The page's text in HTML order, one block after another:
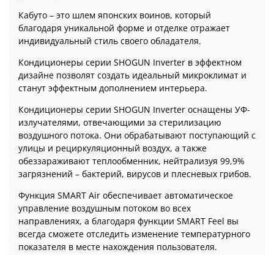
Кабуто – это шлем японских воинов, который
благодаря уникальной форме и отделке отражает
индивидуальный стиль своего обладателя.
Кондиционеры серии SHOGUN Inverter в эффектном
дизайне позволят создать идеальный микроклимат и
станут эффектным дополнением интерьера.
Кондиционеры серии SHOGUN Inverter оснащены УФ-
излучателями, отвечающими за стерилизацию
воздушного потока. Они обрабатывают поступающий с
улицы и рециркуляционный воздух, а также
обеззараживают теплообменник, нейтрализуя 99,9%
загрязнений – бактерий, вирусов и плесневых грибов.
Функция SMART Air обеспечивает автоматическое
управление воздушным потоком во всех
направлениях, а благодаря функции SMART Feel вы
всегда сможете отследить изменение температурного
показателя в месте нахождения пользователя.